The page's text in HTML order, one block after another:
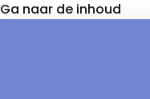
Ga naar de inhoud